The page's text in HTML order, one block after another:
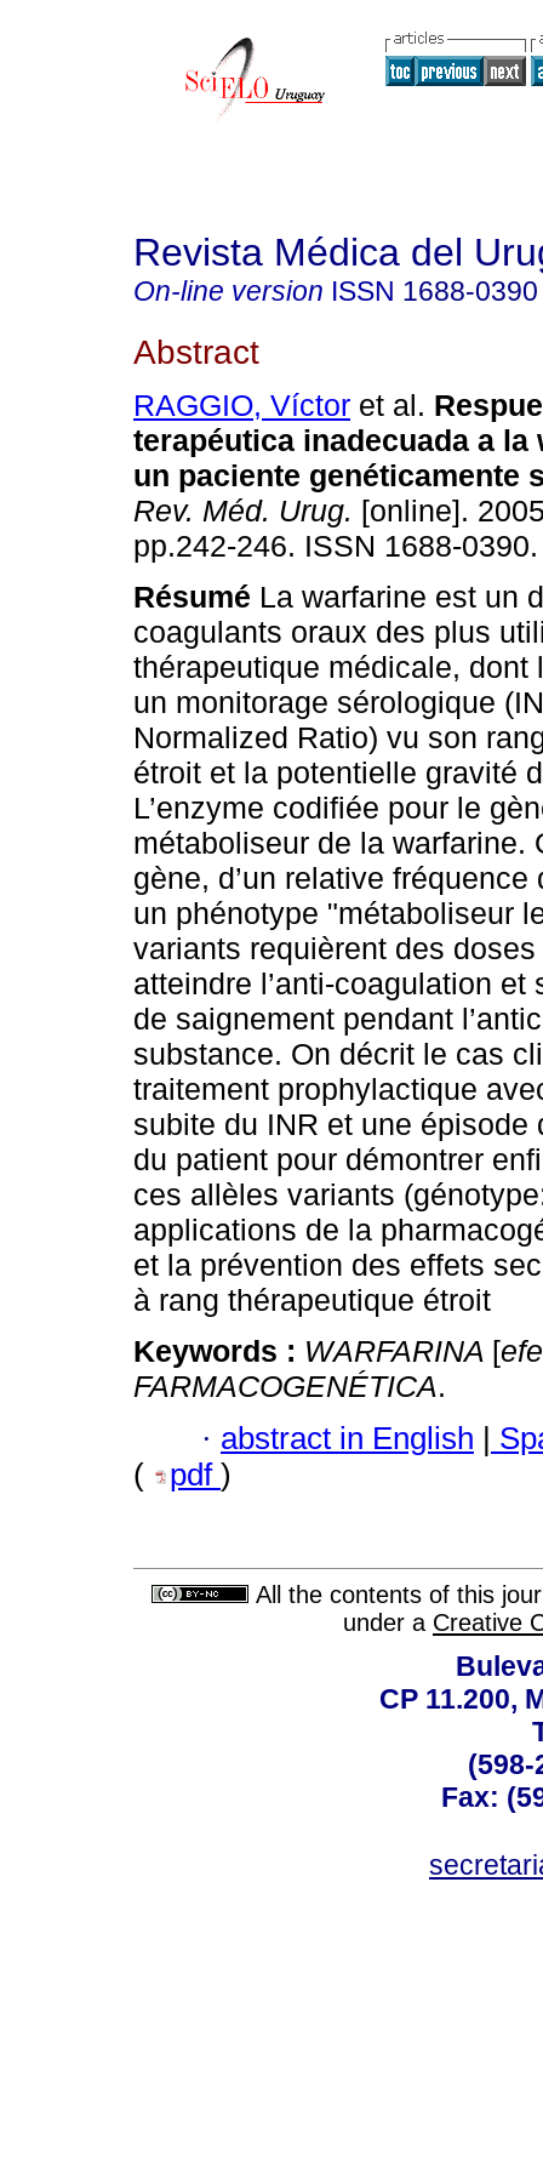
Revista Médica del
On-line version ISSN 1688-0390
Abstract
RAGGIO, Víctor et al.
terapéutica inadecuada a la
un paciente genéticamente
Rev. Méd. Urug. [online].
pp.242-246. ISSN 1688-0390.
Résumé La warfarine est un
coagulants oraux des plus
thérapeutique médicale, dont
un monitorage sérologique
Normalized Ratio) vu son
étroit et la potentielle gravité
L’enzyme codifiée pour le
métaboliseur de la warfarine.
gène, d’un relative
un phénotype "métaboliseur
variants requièrent des
atteindre l’anti-coagulation
de saignement pendant
substance. On décrit le cas
traitement prophylactique
subite du INR et une épisode
du patient pour démontrer
ces allèles variants
applications de la
et la prévention des effets
à rang thérapeutique étroit
Keywords : WARFARINA [
FARMACOGENÉTICA.
· abstract in English |
(
pdf )
All the contents of this
under a Creative
CP 11.200,
(598-
Fax: